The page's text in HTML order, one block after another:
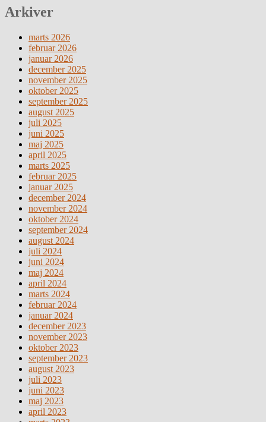
Arkiver
marts 2026
februar 2026
januar 2026
december 2025
november 2025
oktober 2025
september 2025
august 2025
juli 2025
juni 2025
maj 2025
april 2025
marts 2025
februar 2025
januar 2025
december 2024
november 2024
oktober 2024
september 2024
august 2024
juli 2024
juni 2024
maj 2024
april 2024
marts 2024
februar 2024
januar 2024
december 2023
november 2023
oktober 2023
september 2023
august 2023
juli 2023
juni 2023
maj 2023
april 2023